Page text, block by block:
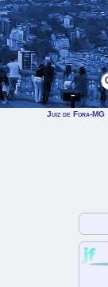
Juiz de Fora-MG